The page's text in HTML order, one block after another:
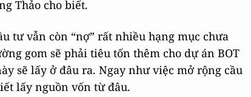
Thảo cho biết.
tư vẫn còn “nợ” rất nhiều hạng mục chưa
gom sẽ phải tiêu tốn thêm cho dự án BOT
sẽ lấy ở đâu ra. Ngay như việc mở rộng cầu
lấy nguồn vốn từ đâu.